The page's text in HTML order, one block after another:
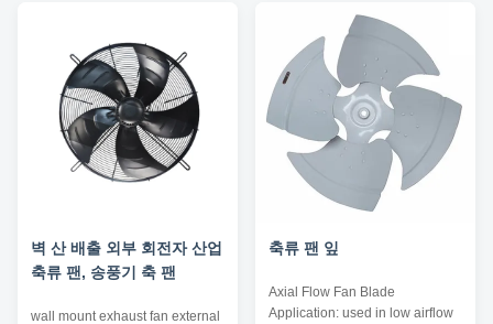
start-up and low start-up ...
Backward Centrifugal Fan 180-
560 220/380 20-2000 250-
10000 Snail Centrifugal Fan
120-500 220/380 100-2000
1000...
벽 산 배출 외부 회전자 산업
축류 팬, 송풍기 축 팬
wall mount exhaust fan external
축류 팬 잎
Axial Flow Fan Blade
Application: used in low airflow